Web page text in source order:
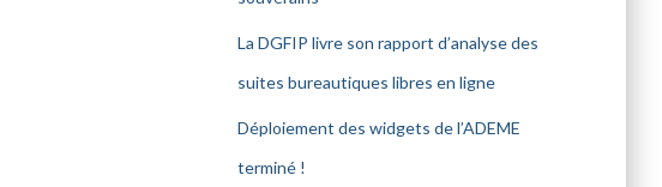
La DGFIP livre son rapport d’analyse des
suites bureautiques libres en ligne
Déploiement des widgets de l’ADEME
terminé !